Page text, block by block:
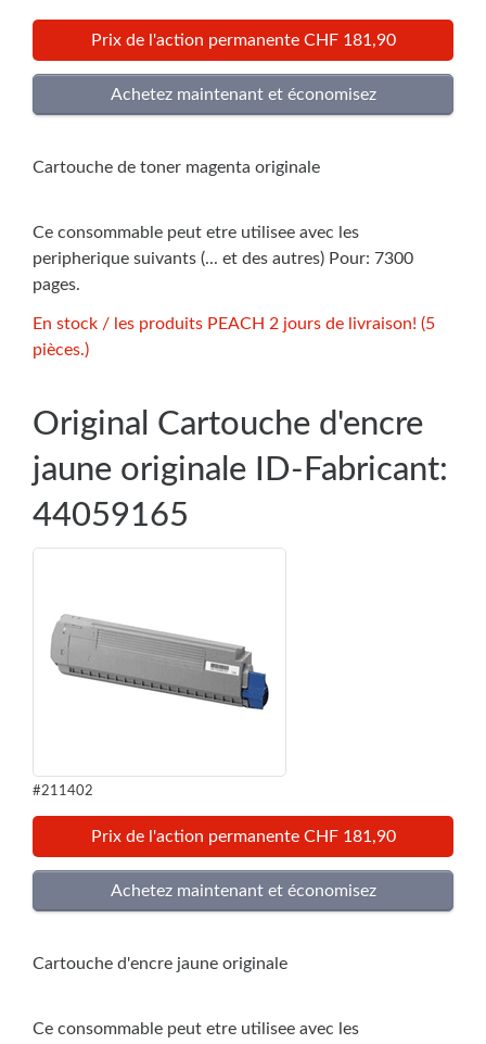
Prix de l'action permanente CHF 181,90
Cartouche de toner magenta originale
Ce consommable peut etre utilisee avec les
peripherique suivants (... et des autres) Pour: 7300
pages.
En stock / les produits PEACH 2 jours de livraison! (5
pièces.)
Original Cartouche d'encre
jaune originale ID-Fabricant:
44059165
#211402
Prix de l'action permanente CHF 181,90
Cartouche d'encre jaune originale
Ce consommable peut etre utilisee avec les